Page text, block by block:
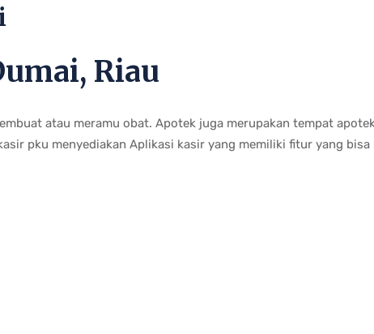
Riau
atau meramu obat. Apotek juga merupakan tempat
pku menyediakan Aplikasi kasir yang memiliki fitur yang bisa